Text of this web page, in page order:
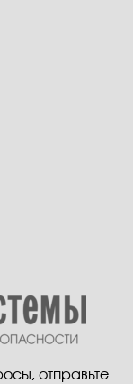
отправьте